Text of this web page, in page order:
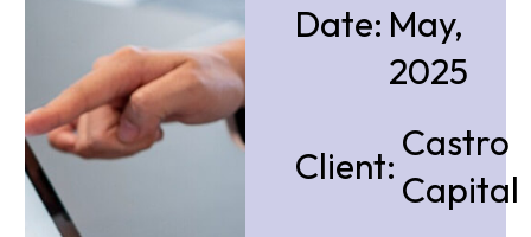
Date: May,
2025
Client:
Castro
Capital